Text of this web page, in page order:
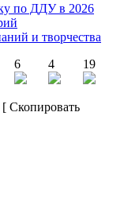
по ДДУ в 2026
и творчества
6 4 19
[ Скопировать